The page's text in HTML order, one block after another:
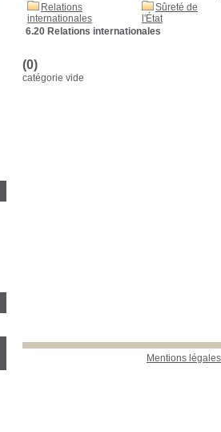
Relations
internationales
Sûreté de
l'État
6.20 Relations internationales
(0)
catégorie vide
Mentions légales